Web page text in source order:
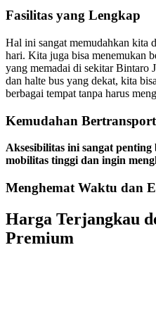
Fasilitas yang Lengkap
Hal ini sangat memudahkan kita
hari. Kita juga bisa menemukan
yang memadai di sekitar Bintaro
dan halte bus yang dekat, kita
berbagai tempat tanpa harus
Kemudahan
Aksesibilitas ini sangat
mobilitas tinggi dan ingin
Menghemat Waktu dan
Harga Terjangkau
Premium